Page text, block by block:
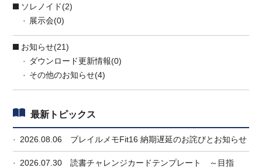
ソレノイド(2)
展示会(0)
お知らせ(21)
ダウンロード更新情報(0)
その他のお知らせ(4)
最新トピックス
2026.08.06 ブレイルメモFit16 納期遅延のお詫びとお知らせ
2026.07.30
読書チャレンジカードテンプレート ～目指